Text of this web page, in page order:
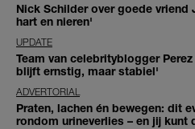
Nick Schilder over goede vriend
hart en nieren'
UPDATE
Team van celebrityblogger
blijft ernstig, maar stabiel'
ADVERTORIAL
Praten, lachen én bewegen: dit
rondom urineverlies – en jij kunt